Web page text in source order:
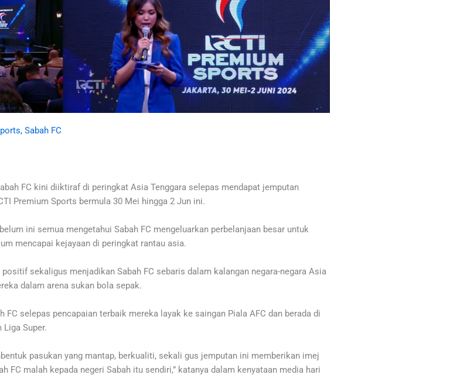
, Sabah FC
FC kini diiktiraf di peringkat Asia Tenggara selepas mendapat jemputan
Premium Sports bermula 30 Mei hingga 2 Jun ini.
ini semua mengetahui Sabah FC mengeluarkan perbelanjaan besar untuk
mencapai kejayaan di peringkat rantau asia.
sekaligus menjadikan Sabah FC sebaris dalam kalangan negara-negara Asia
dalam arena sukan bola sepak.
FC selepas pencapaian terbaik mereka layak ke saingan Piala AFC dan berada di
Super.
pasukan yang mantap, berkualiti, sekali gus jemputan ini memberikan imej
FC malah kepada negeri Sabah itu sendiri,” katanya dalam kenyataan media hari